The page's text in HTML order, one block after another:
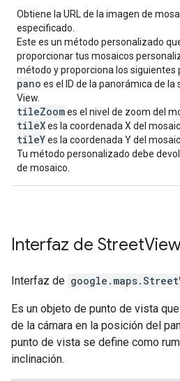
Obtiene la URL de la imagen de
especificado.
Este es un método personalizado
proporcionar tus mosaicos
método y proporciona los siguientes
pano es el ID de la panorámica de
View.
tileZoomes el nivel de zoom del
tileXes la coordenada X del
tileYes la coordenada Y del
Tu método personalizado debe
de mosaico.
Interfaz de Street
Interfaz de google.maps.
Es un objeto de punto de vista
de la cámara en la posición del
punto de vista se define como
inclinación.